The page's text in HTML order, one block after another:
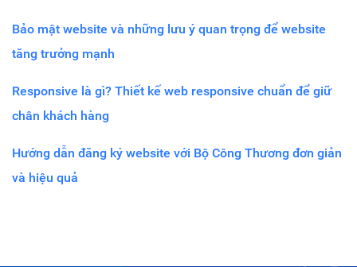
Bảo mật website và những lưu ý quan trọng để website
tăng trưởng mạnh
Responsive là gì? Thiết kế web responsive chuẩn để giữ
chân khách hàng
Hướng dẫn đăng ký website với Bộ Công Thương đơn giản
và hiệu quả